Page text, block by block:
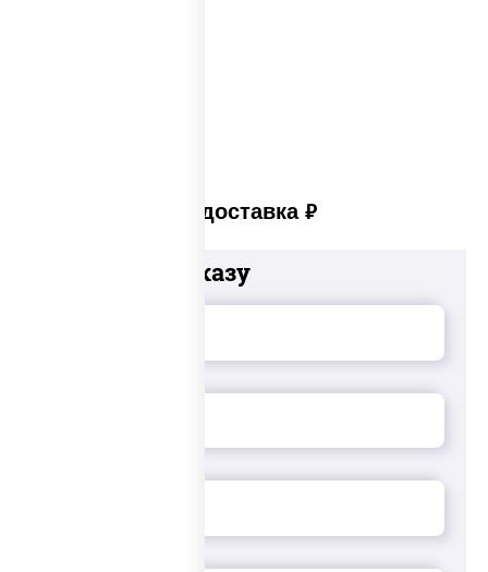
Платная доставка руб
Добавьте к заказу